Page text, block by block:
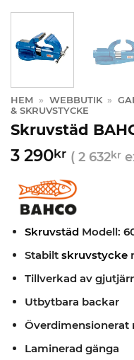
HEM » WEBBUTIK »
& SKRUVSTYCKE
Skruvstäd
3 290kr ( 2 632kr
Skruvstäd Modell:
Stabilt skruvstycke
Tillverkad av
Utbytbara backar
Överdimensionerat
Laminerad gänga